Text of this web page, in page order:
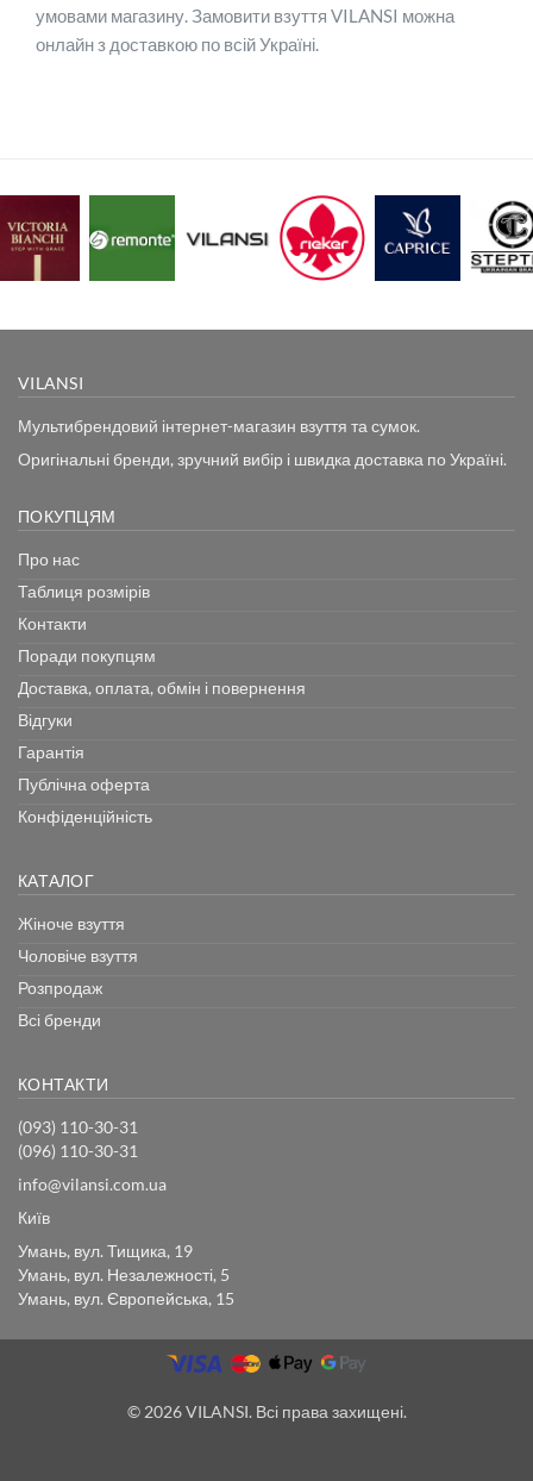
умовами магазину. Замовити взуття VILANSI можна
онлайн з доставкою по всій Україні.
VILANSI
Мультибрендовий інтернет-магазин взуття та сумок.
Оригінальні бренди, зручний вибір і швидка доставка по Україні.
ПОКУПЦЯМ
Про нас
Таблиця розмірів
Контакти
Поради покупцям
Доставка, оплата, обмін і повернення
Відгуки
Гарантія
Публічна оферта
Конфіденційність
КАТАЛОГ
Жіноче взуття
Чоловіче взуття
Розпродаж
Всі бренди
КОНТАКТИ
(093) 110-30-31
(096) 110-30-31
info@vilansi.com.ua
Київ
Умань, вул. Тищика, 19
Умань, вул. Незалежності, 5
Умань, вул. Європейська, 15
© 2026 VILANSI. Всі права захищені.